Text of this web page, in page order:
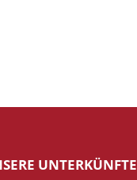
UNTERKÜNFTE